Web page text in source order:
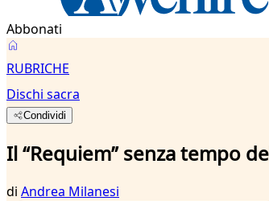
Abbonati
RUBRICHE
Dischi sacra
Condividi
Il “Requiem” senza tempo
di Andrea Milanesi